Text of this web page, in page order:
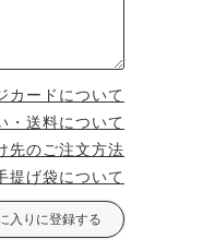
カードについて
・送料について
先のご注文方法
提げ袋について
入りに登録する